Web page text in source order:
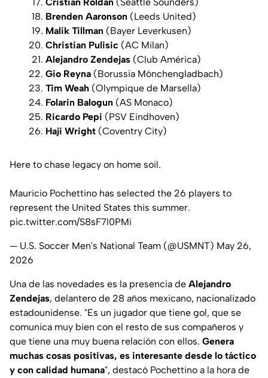
Brenden Aaronson(Leeds United)
Malik Tillman(Bayer Leverkusen)
Christian Pulisic (AC Milan)
Alejandro Zendejas(Club América)
Gio Reyna(Borussia Mönchengladbach)
Tim Weah(Olympique de Marsella)
Folarin Balogun(AS Monaco)
Ricardo Pepi (PSV Eindhoven)
Haji Wright(Coventry City)
Here to chase legacy on home soil.
Mauricio Pochettino has selected the 26 players to
represent the United States this summer.
pic.twitter.com/S8sF7l0PMi
— U.S. Soccer Men's National Team (@USMNT) May 26,
2026
Una de las novedades es la presencia de Alejandro
Zendejas, delantero de 28 años mexicano, nacionalizado
estadounidense. "Es un jugador que tiene gol, que se
comunica muy bien con el resto de sus compañeros y
que tiene una muy buena relación con ellos. Genera
muchas cosas positivas, es interesante desde lo táctico
y con calidad humana", destacó Pochettino a la hora de